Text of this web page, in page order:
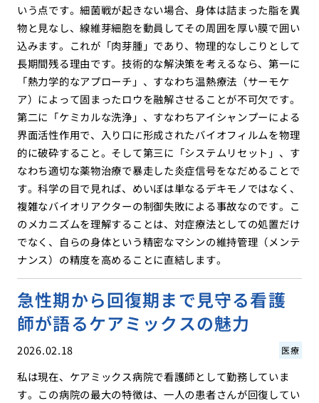
いう点です。細菌戦が起きない場合、身体は詰まった脂を異
物と見なし、線維芽細胞を動員してその周囲を厚い膜で囲い
込みます。これが「肉芽腫」であり、物理的なしこりとして
長期間残る理由です。技術的な解決策を考えるなら、第一に
「熱力学的なアプローチ」、すなわち温熱療法（サーモケ
ア）によって固まったロウを融解させることが不可欠です。
第二に「ケミカルな洗浄」、すなわちアイシャンプーによる
界面活性作用で、入り口に形成されたバイオフィルムを物理
的に破砕すること。そして第三に「システムリセット」、す
なわち適切な薬物治療で暴走した炎症信号をなだめることで
す。科学の目で見れば、めいぼは単なるデキモノではなく、
複雑なバイオリアクターの制御失敗による事故なのです。こ
のメカニズムを理解することは、対症療法としての処置だけ
でなく、自らの身体という精密なマシンの維持管理（メンテ
ナンス）の精度を高めることに直結します。
急性期から回復期まで見守る看護
師が語るケアミックスの魅力
2026.02.18 医療
私は現在、ケアミックス病院で看護師として勤務していま
す。この病院の最大の特徴は、一人の患者さんが回復してい